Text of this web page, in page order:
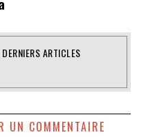
DERNIERS ARTICLES
UN COMMENTAIRE